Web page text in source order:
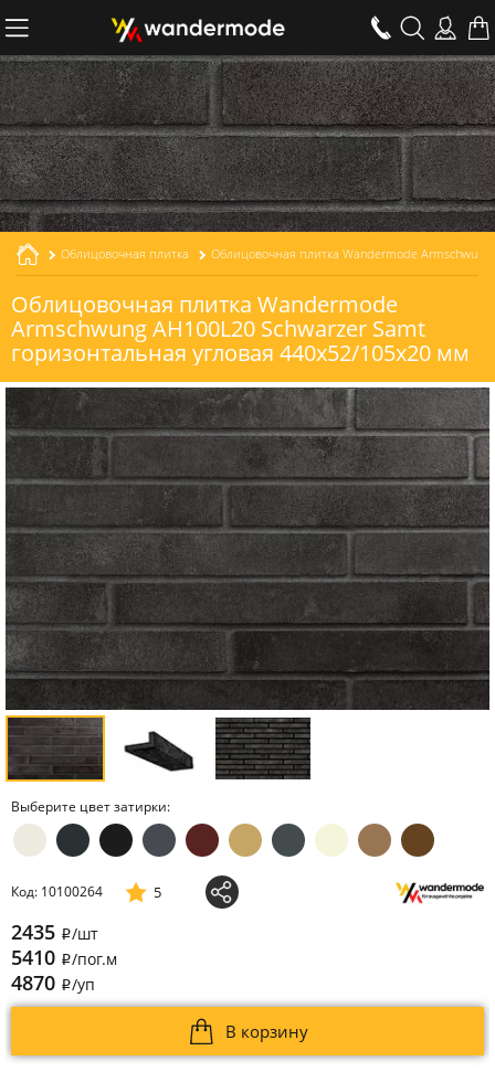
Облицовочная плитка
Облицовочная плитка Wandermode
Armschwung AH100L20 Schwarzer Samt
горизонтальная угловая 440x52/105x20 мм
Выберите цвет затирки:
Код: 10100264 5
2435 i/шт
5410 i/пог.м
4870 i/уп
В корзину